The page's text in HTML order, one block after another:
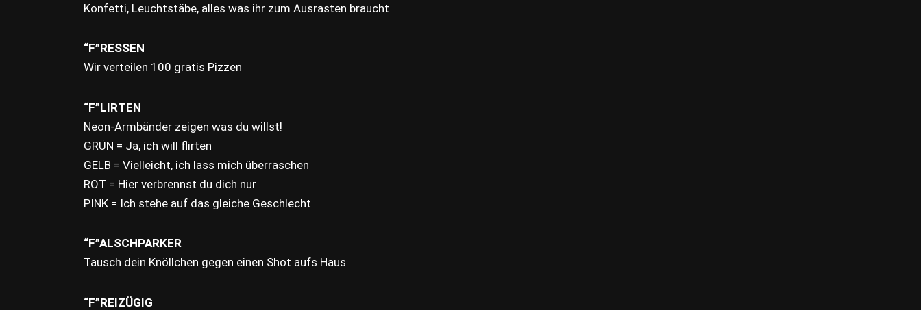
Konfetti, Leuchtstäbe, alles was ihr zum Ausrasten braucht
“F”RESSEN
Wir verteilen 100 gratis Pizzen
“F”LIRTEN
Neon-Armbänder zeigen was du willst!
GRÜN = Ja, ich will flirten
GELB = Vielleicht, ich lass mich überraschen
ROT = Hier verbrennst du dich nur
PINK = Ich stehe auf das gleiche Geschlecht
“F”ALSCHPARKER
Tausch dein Knöllchen gegen einen Shot aufs Haus
“F”REIZÜGIG